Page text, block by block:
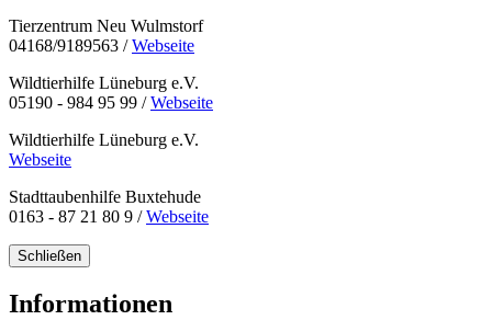
Tierzentrum Neu Wulmstorf
04168/9189563 /Webseite
Wildtierhilfe Lüneburg e.V.
05190 - 984 95 99 /Webseite
Wildtierhilfe Lüneburg e.V.
Webseite
Stadttaubenhilfe Buxtehude
0163 - 87 21 80 9 /Webseite
Schließen
Informationen